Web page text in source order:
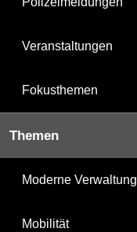
Veranstaltungen
Fokusthemen
Themen
Moderne Verwaltung
Mobilität